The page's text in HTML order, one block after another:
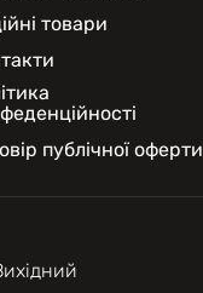
товари
публічної оферти